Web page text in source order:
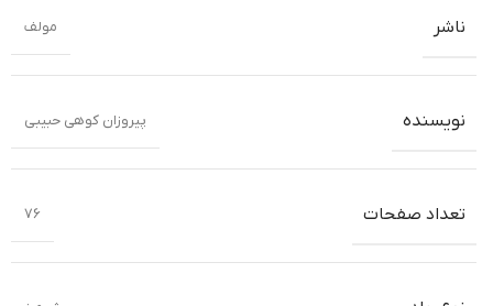
ناشر مولف
نویسنده پیروزان کوهی حبیبی
تعداد صفحات 76